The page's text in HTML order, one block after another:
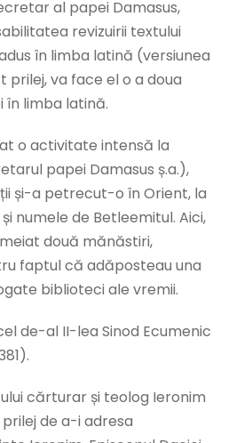
al papei Damasus,
revizuirii textului
în limba latină (versiunea
prilej, va face el o a doua
în limba latină.
o activitate intensă la
papei Damasus ș.a.),
și-a petrecut-o în Orient, la
numele de Betleemitul. Aici,
două mănăstiri,
faptul că adăposteau una
biblioteci ale vremii.
de-al II-lea Sinod Ecumenic
cărturar și teolog Ieronim
de a-i adresa